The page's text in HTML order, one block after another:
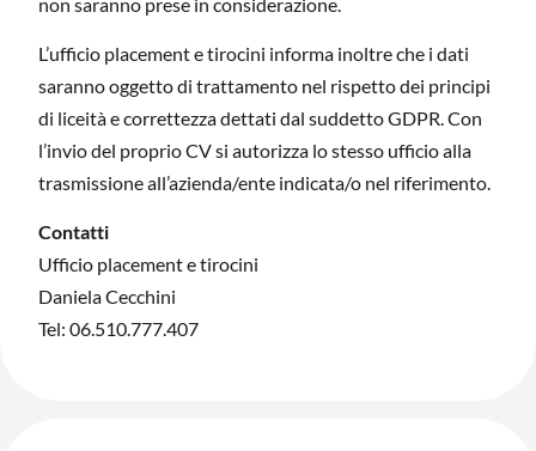
L’ufficio placement e tirocini informa inoltre che i dati
saranno oggetto di trattamento nel rispetto dei principi
di liceità e correttezza dettati dal suddetto GDPR. Con
l’invio del proprio CV si autorizza lo stesso ufficio alla
trasmissione all’azienda/ente indicata/o nel riferimento.
Contatti
Ufficio placement e tirocini
Daniela Cecchini
Tel: 06.510.777.407